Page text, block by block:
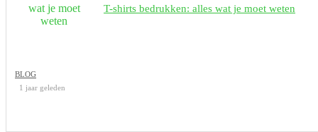
T-shirts bedrukken: alles wat je moet weten
BLOG
1 jaar geleden